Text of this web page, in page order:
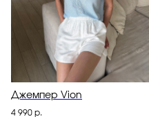
Джемпер Vion
4 990 р.